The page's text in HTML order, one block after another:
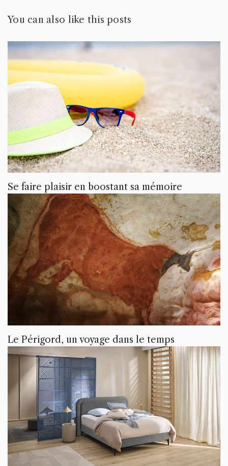
You can also like this posts
Se faire plaisir en boostant sa mémoire
Le Périgord, un voyage dans le temps